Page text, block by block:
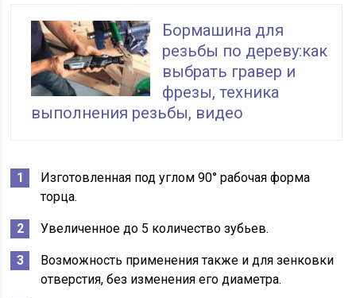
Бормашина для
резьбы по дереву:как
выбрать гравер и
фрезы, техника
выполнения резьбы, видео
Изготовленная под углом 90° рабочая форма
торца.
Увеличенное до 5 количество зубьев.
Возможность применения также и для зенковки
отверстия, без изменения его диаметра.